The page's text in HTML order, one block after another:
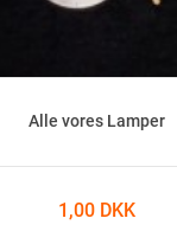
Alle vores Lamper
1,00 DKK